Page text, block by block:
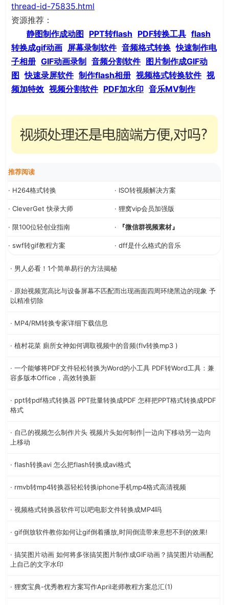
thread-id-75835.html
资源推荐：
静图制作成动图 PPT转flash PDF转换工具 flash
转换成gif动画 屏幕录制软件 音频格式转换 快速制作电
子相册 GIF动画录制 音频分割软件 图片制作成GIF动
图 快速录屏软件 制作flash相册 视频格式转换软件 视
频加特效 视频分割软件 PDF加水印 音乐MV制作
推荐阅读
· H264格式转换 · ISO转视频解决方案
· CleverGet 快录大师 · 狸窝vip会员加强版
· 限100位轻创业指南 · 『微信群视频素材』
· swf转gif教程方案 · dff是什么格式的音乐
· 男人必看！1个简单易行的方法揭秘
· 原始视频宽高比与设备屏幕不匹配而出现画面四周环绕黑边的现象 予
以精准切除
· MP4/RM转换专家详细下载信息
· 植村花菜 廁所女神如何调取视频中的音频(flv转换mp3 )
· 一个能够将PDF文件轻松转换为Word的小工具 PDF转Word工具：兼
容多版本Office，高效转换新
· ppt转pdf格式转换器 PPT批量转换成PDF 怎样把PPT格式转换成PDF
格式
· 自己的视频怎么制作片头 视频片头如何制作|一边向下移动另一边向
上移动
· flash转换avi 怎么把flash转换成avi格式
· rmvb转mp4转换器轻松转换iphone手机mp4格式高清视频
· 视频格式转换器软件可以吧电影文件转换成MP4吗
· gif倒放软件教你如何让gif倒着播放,时间倒流带来意想不到的效果!
· 搞笑图片动画 如何将多张搞笑图片制作成GIF动画？搞笑图片动画配
上自己的文字水印
· 狸窝宝典-优秀教程方案写作April老师教程方案总汇(1)